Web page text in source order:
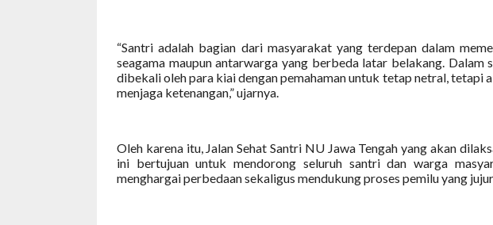
“Santri adalah bagian dari masyarakat yang terdepan dalam
seagama maupun antarwarga yang berbeda latar belakang. Dalam
dibekali oleh para kiai dengan pemahaman untuk tetap netral, tetapi
menjaga ketenangan,” ujarnya.
Oleh karena itu, Jalan Sehat Santri NU Jawa Tengah yang akan
ini bertujuan untuk mendorong seluruh santri dan warga
menghargai perbedaan sekaligus mendukung proses pemilu yang